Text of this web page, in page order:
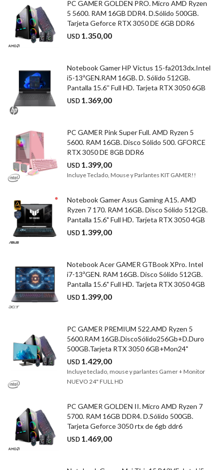
PC GAMER GOLDEN PRO. Micro AMD Ryzen
5 5600. RAM 16GB DDR4. D.Sólido 500GB.
Tarjeta Geforce RTX 3050 DE 6GB DDR6
USD 1.350,00
Notebook Gamer HP Victus 15-fa2013dx.Intel
i5-13ªGEN.RAM 16GB. D. Sólido 512GB.
Pantalla 15.6'' Full HD. Tarjeta RTX 3050 6GB
USD 1.369,00
PC GAMER Pink Super Full. AMD Ryzen 5
5600. RAM 16GB. Disco Sólido 500. GFORCE
RTX 3050 DE 8GB DDR6
USD 1.399,00
Incluye Teclado, Mouse y Parlantes KIT GAMER!!
Notebook Gamer Asus Gaming A15. AMD
Ryzen 7 170. RAM 16GB. Disco Sólido 512GB.
Pantalla 15.6" Full HD. Tarjeta RTX 3050 4GB
USD 1.399,00
Notebook Acer GAMER GTBook XPro. Intel
i7-13ªGEN. RAM 16GB. Disco Sólido 512GB.
Pantalla 15.6" Full HD. Tarjeta RTX 3050 4GB
USD 1.399,00
PC GAMER PREMIUM 522.AMD Ryzen 5
5600.RAM 16GB.DiscoSólido256Gb+D.Duro
500GB.Tarjeta RTX 3050 6GB+Mon24"
USD 1.429,00
Incluye teclado, mouse y parlantes Gamer + Monitor
NUEVO 24" FULL HD
PC GAMER GOLDEN II. Micro AMD Ryzen 7
5700. RAM 16GB DDR4. D.Sólido 500GB.
Tarjeta Geforce 3050 rtx de 6gb ddr6
USD 1.469,00